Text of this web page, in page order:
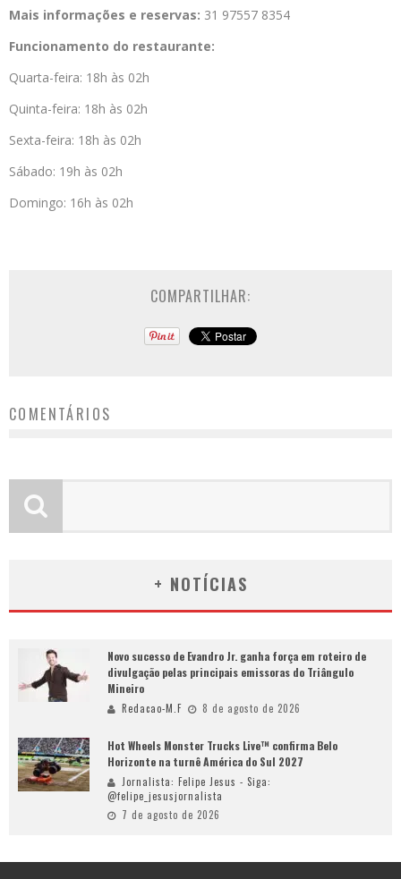
Mais informações e reservas: 31 97557 8354
Funcionamento do restaurante:
Quarta-feira: 18h às 02h
Quinta-feira: 18h às 02h
Sexta-feira: 18h às 02h
Sábado: 19h às 02h
Domingo: 16h às 02h
COMPARTILHAR:
COMENTÁRIOS
+ NOTÍCIAS
Novo sucesso de Evandro Jr. ganha força em roteiro de
divulgação pelas principais emissoras do Triângulo
Mineiro
Redacao-M.F 8 de agosto de 2026
Hot Wheels Monster Trucks Live™ confirma Belo
Horizonte na turnê América do Sul 2027
Jornalista: Felipe Jesus - Siga:
@felipe_jesusjornalista
7 de agosto de 2026